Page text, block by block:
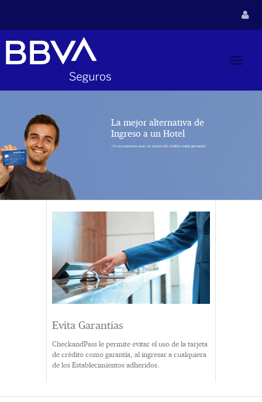
La mejor alternativa de
Ingreso a un Hotel
¡Ya no necesita usar su tarjeta de crédito como garantía!
Evita Garantías
CheckandPass le permite evitar el uso de la tarjeta
de crédito como garantía, al ingresar a cualquiera
de los Establecimientos adheridos.